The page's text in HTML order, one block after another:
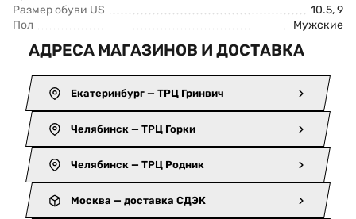
Размер обуви US
10.5, 9
Пол
Мужские
АДРЕСА МАГАЗИНОВ И ДОСТАВКА
Екатеринбург — ТРЦ Гринвич
Челябинск — ТРЦ Горки
Челябинск — ТРЦ Родник
Москва — доставка СДЭК